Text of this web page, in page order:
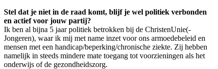
Stel dat je niet in de raad komt, blijf je wel politiek verbonden
en actief voor jouw partij?
Ik ben al bijna 5 jaar politiek betrokken bij de ChristenUnie(-
Jongeren), waar ik mij met name inzet voor ons armoedebeleid en
mensen met een handicap/beperking/chronische ziekte. Zij hebben
namelijk in steeds mindere mate toegang tot voorzieningen als het
onderwijs of de gezondheidszorg.